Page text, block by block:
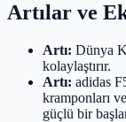
Artılar ve
Artı: Dünya
kolaylaştırır.
Artı: adidas
kramponları
güçlü bir